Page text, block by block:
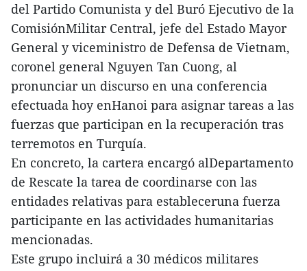
del Partido Comunista y del Buró Ejecutivo de la
ComisiónMilitar Central, jefe del Estado Mayor
General y viceministro de Defensa de Vietnam,
coronel general Nguyen Tan Cuong, al
pronunciar un discurso en una conferencia
efectuada hoy enHanoi para asignar tareas a las
fuerzas que participan en la recuperación tras
terremotos en Turquía.
En concreto, la cartera encargó alDepartamento
de Rescate la tarea de coordinarse con las
entidades relativas para estableceruna fuerza
participante en las actividades humanitarias
mencionadas.
Este grupo incluirá a 30 médicos militares